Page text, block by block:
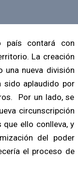
país contará con
La creación
una nueva división
sido aplaudido por
Por un lado, se
circunscripción
ello conlleva, y
del poder
el proceso de